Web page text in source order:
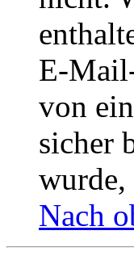
E-
von
sicher
Nach